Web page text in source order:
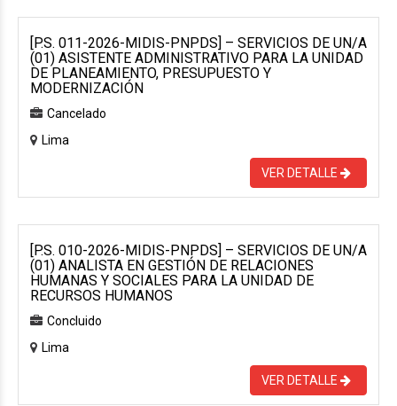
[P.S. 011-2026-MIDIS-PNPDS] – SERVICIOS DE UN/A
(01) ASISTENTE ADMINISTRATIVO PARA LA UNIDAD
DE PLANEAMIENTO, PRESUPUESTO Y
MODERNIZACIÓN
Cancelado
Lima
VER DETALLE
[P.S. 010-2026-MIDIS-PNPDS] – SERVICIOS DE UN/A
(01) ANALISTA EN GESTIÓN DE RELACIONES
HUMANAS Y SOCIALES PARA LA UNIDAD DE
RECURSOS HUMANOS
Concluido
Lima
VER DETALLE